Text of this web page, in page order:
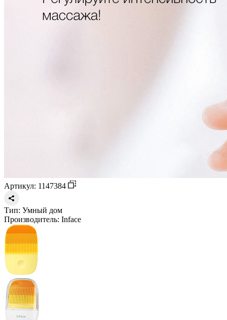
Артикул: 1147384
Тип: Умный дом
Производитель: Inface